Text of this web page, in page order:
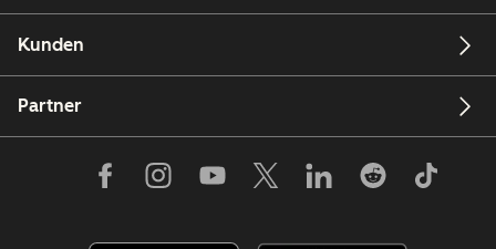
Kunden
Partner